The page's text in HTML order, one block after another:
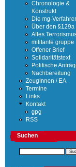
Chronologie &
Konstrukt
Die mg-
Über den §129a
Alles
militante gruppe
Offener Brief
Solidaritätstext
Politische
Nachbereitung
ZeugInnen / EA
Termine
Links
Kontakt
gpg
RSS
Suchen